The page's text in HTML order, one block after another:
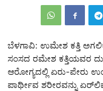
ಬೆಳಗಾವಿ: ಉಮೇಶ ಕತ್ತಿ
ಸಂಸದ ರಮೇಶ ಕತ್ತಿಯವರ
ಆರೋಗ್ಯದಲ್ಲಿ ಏರು-ಪೇರು
ಪಾರ್ಥೀವ ಶರೀರವನ್ನು